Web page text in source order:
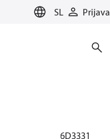
SL Prijava
016D3331